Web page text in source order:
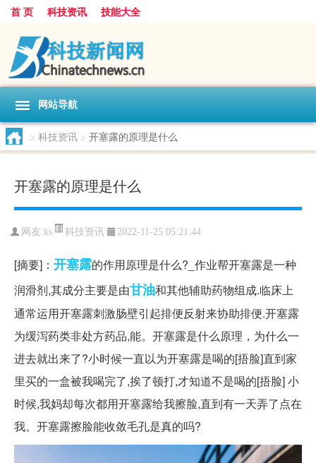
首 页 科技资讯 技能大全
网站导航
> 科技资讯 > 开塞露的原理是什么
开塞露的原理是什么
网友: ks 科技资讯 2022-11-25 05:21:44
[摘要]： 开塞露的作用原理是什么?_作业帮开塞露是一种
润滑剂,其成分主要是由甘油和其他辅助药物组成.临床上
通常运用开塞露刺激肠壁引起排便反射来协助排便.开塞露
为缓泻药类非处方药品,能。开塞露是什么原理，为什么一
进去就出来了?小时候一直以为开塞露是喝的[捂脸]直到家
里买的一盒被我喝完了,挨了顿打,才知道不是喝的[捂脸] 小
时候,我妈却每次都用开塞露给我擦脸,直到有一天弄了点在
我。开塞露擦脸能收敛毛孔是真的吗?